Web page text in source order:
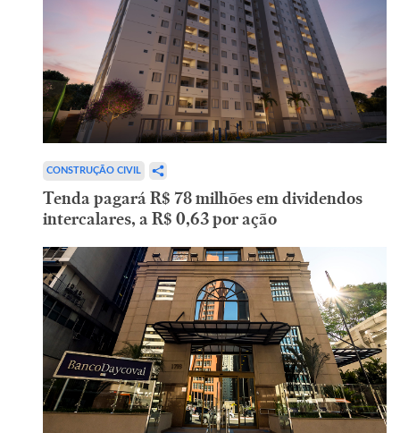
CONSTRUÇÃO CIVIL
Tenda pagará R$ 78 milhões em dividendos
intercalares, a R$ 0,63 por ação